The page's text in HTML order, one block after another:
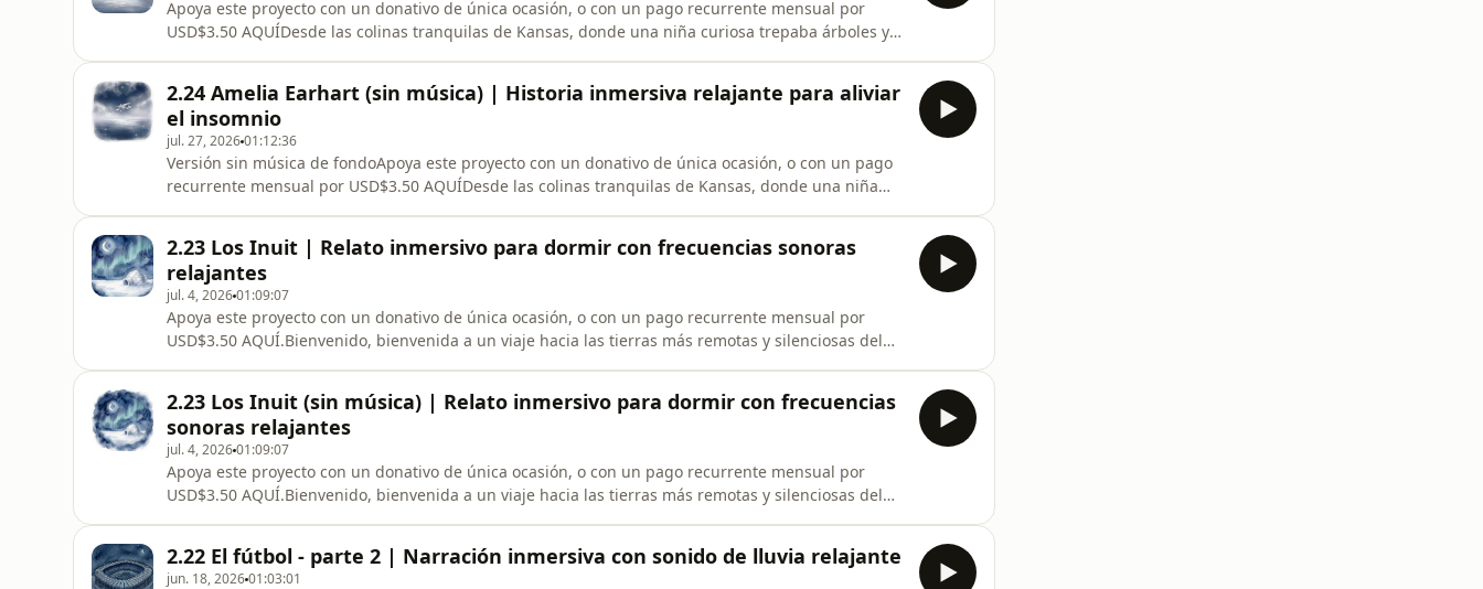
Apoya este proyecto con un donativo de única ocasión, o con un pago recurrente mensual por
USD$3.50 AQUÍ⁠Desde las colinas tranquilas de Kansas, donde una niña curiosa trepaba árboles y
historia real de va
2.24 Amelia Earhart (sin música) | Historia inmersiva relajante para aliviar
el insomnio
jul. 27, 202601:12:36
Versión sin música de fondoApoya este proyecto con un donativo de única ocasión, o con un pago
recurrente mensual por USD$3.50 AQUÍ⁠Desde las colinas tranquilas de Kansas, donde una niña
dejarte llevar
2.23 Los Inuit | Relato inmersivo para dormir con frecuencias sonoras
relajantes
jul. 4, 202601:09:07
Apoya este proyecto con un donativo de única ocasión, o con un pago recurrente mensual por
USD$3.50 AQUÍ⁠.Bienvenido, bienvenida a un viaje hacia las tierras más remotas y silenciosas del
en armo
2.23 Los Inuit (sin música) | Relato inmersivo para dormir con frecuencias
sonoras relajantes
jul. 4, 202601:09:07
Apoya este proyecto con un donativo de única ocasión, o con un pago recurrente mensual por
USD$3.50 AQUÍ.Bienvenido, bienvenida a un viaje hacia las tierras más remotas y silenciosas del
en armon
2.22 El fútbol - parte 2 | Narración inmersiva con sonido de lluvia relajante
jun. 18, 202601:03:01